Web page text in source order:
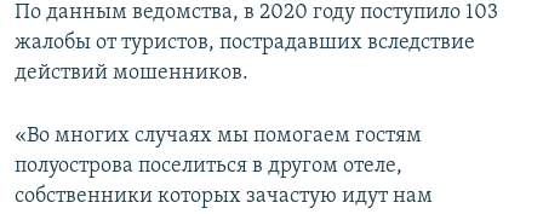
По данным ведомства, в 2020 году поступило 103
жалобы от туристов, пострадавших вследствие
действий мошенников.
«Во многих случаях мы помогаем гостям
полуострова поселиться в другом отеле,
собственники которых зачастую идут нам